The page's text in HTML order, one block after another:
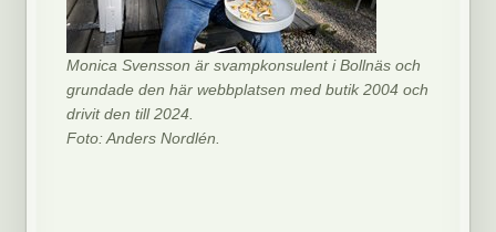
Monica Svensson är svampkonsulent i Bollnäs och
grundade den här webbplatsen med butik 2004 och
drivit den till 2024.
Foto: Anders Nordlén.